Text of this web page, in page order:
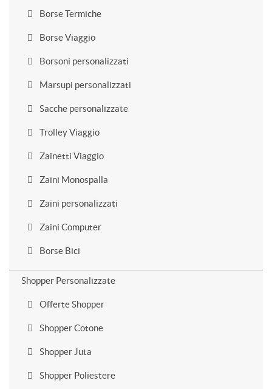
Borse Termiche
Borse Viaggio
Borsoni personalizzati
Marsupi personalizzati
Sacche personalizzate
Trolley Viaggio
Zainetti Viaggio
Zaini Monospalla
Zaini personalizzati
Zaini Computer
Borse Bici
Shopper Personalizzate
Offerte Shopper
Shopper Cotone
Shopper Juta
Shopper Poliestere